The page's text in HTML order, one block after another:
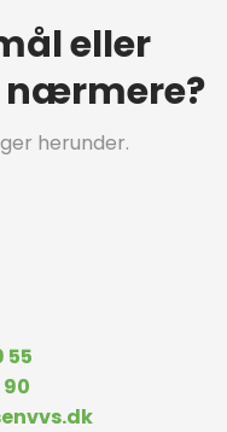
eller
nærmere?
herunder.
55
90